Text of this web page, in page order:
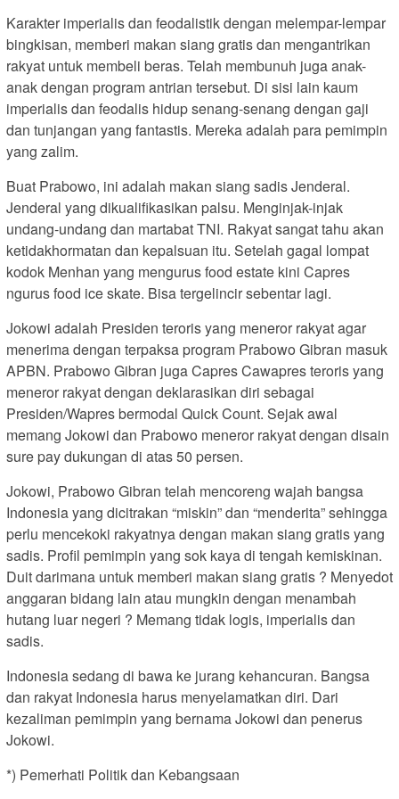
Karakter imperialis dan feodalistik dengan melempar-lempar
bingkisan, memberi makan siang gratis dan mengantrikan
rakyat untuk membeli beras. Telah membunuh juga anak-
anak dengan program antrian tersebut. Di sisi lain kaum
imperialis dan feodalis hidup senang-senang dengan gaji
dan tunjangan yang fantastis. Mereka adalah para pemimpin
yang zalim.
Buat Prabowo, ini adalah makan siang sadis Jenderal.
Jenderal yang dikualifikasikan palsu. Menginjak-injak
undang-undang dan martabat TNI. Rakyat sangat tahu akan
ketidakhormatan dan kepalsuan itu. Setelah gagal lompat
kodok Menhan yang mengurus food estate kini Capres
ngurus food ice skate. Bisa tergelincir sebentar lagi.
Jokowi adalah Presiden teroris yang meneror rakyat agar
menerima dengan terpaksa program Prabowo Gibran masuk
APBN. Prabowo Gibran juga Capres Cawapres teroris yang
meneror rakyat dengan deklarasikan diri sebagai
Presiden/Wapres bermodal Quick Count. Sejak awal
memang Jokowi dan Prabowo meneror rakyat dengan disain
sure pay dukungan di atas 50 persen.
Jokowi, Prabowo Gibran telah mencoreng wajah bangsa
Indonesia yang dicitrakan “miskin” dan “menderita” sehingga
perlu mencekoki rakyatnya dengan makan siang gratis yang
sadis. Profil pemimpin yang sok kaya di tengah kemiskinan.
Duit darimana untuk memberi makan siang gratis ? Menyedot
anggaran bidang lain atau mungkin dengan menambah
hutang luar negeri ? Memang tidak logis, imperialis dan
sadis.
Indonesia sedang di bawa ke jurang kehancuran. Bangsa
dan rakyat Indonesia harus menyelamatkan diri. Dari
kezaliman pemimpin yang bernama Jokowi dan penerus
Jokowi.
*) Pemerhati Politik dan Kebangsaan